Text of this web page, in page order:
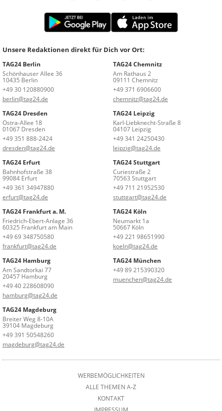
Unsere Redaktionen direkt für Dich vor Ort:
TAG24 Berlin
Schönhauser Allee 36
10435 Berlin
+49 30 120880900
berlin@tag24.de
TAG24 Chemnitz
Am Rathaus 2
09111 Chemnitz
+49 371 6906600
chemnitz@tag24.de
TAG24 Dresden
Ostra-Allee 18
01067 Dresden
+49 351 888-2424
dresden@tag24.de
TAG24 Leipzig
Karl-Liebknecht-Straße 8
04107 Leipzig
+49 341 24250430
leipzig@tag24.de
TAG24 Erfurt
Bahnhofstraße 38
99084 Erfurt
+49 361 34947880
erfurt@tag24.de
TAG24 Stuttgart
Curiestraße 2
70563 Stuttgart
+49 711 21952530
stuttgart@tag24.de
TAG24 Frankfurt a. M.
Friedrich-Ebert-Anlage 36
60325 Frankfurt am Main
+49 69 348750580
frankfurt@tag24.de
TAG24 Köln
Neumarkt 1a
50667 Köln
+49 221 98651990
koeln@tag24.de
TAG24 Hamburg
Am Sandtorkai 77
20457 Hamburg
+49 40 228608090
hamburg@tag24.de
TAG24 München
+49 89 215390320
muenchen@tag24.de
TAG24 Magdeburg
Breiter Weg 8-10A
39104 Magdeburg
+49 391 50548260
magdeburg@tag24.de
WERBEMÖGLICHKEITEN
ALLE THEMEN A-Z
KONTAKT